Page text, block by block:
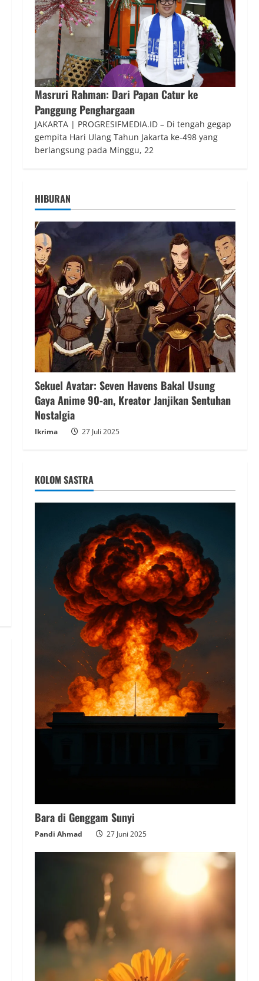
Masruri Rahman: Dari Papan Catur ke
Panggung Penghargaan
JAKARTA | PROGRESIFMEDIA.ID – Di tengah gegap
gempita Hari Ulang Tahun Jakarta ke-498 yang
berlangsung pada Minggu, 22
HIBURAN
Sekuel Avatar: Seven Havens Bakal Usung
Gaya Anime 90-an, Kreator Janjikan Sentuhan
Nostalgia
Ikrima 27 Juli 2025
KOLOM SASTRA
Bara di Genggam Sunyi
Pandi Ahmad 27 Juni 2025